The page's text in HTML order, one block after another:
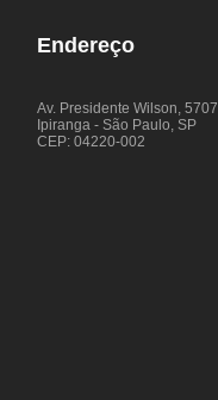
Endereço
Av. Presidente Wilson, 5707
Ipiranga - São Paulo, SP
CEP: 04220-002